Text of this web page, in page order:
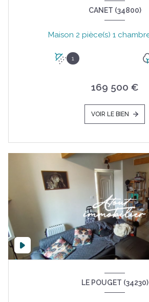
CANET (34800)
1
169 500 €
VOIR LE BIEN
LE POUGET (34230)